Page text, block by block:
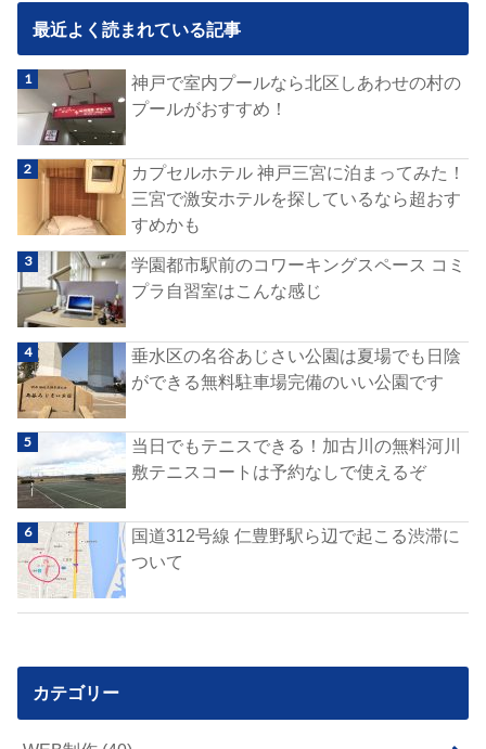
最近よく読まれている記事
神戸で室内プールなら北区しあわせの村の
プールがおすすめ！
カプセルホテル 神戸三宮に泊まってみた！
三宮で激安ホテルを探しているなら超おす
すめかも
学園都市駅前のコワーキングスペース コミ
プラ自習室はこんな感じ
垂水区の名谷あじさい公園は夏場でも日陰
ができる無料駐車場完備のいい公園です
当日でもテニスできる！加古川の無料河川
敷テニスコートは予約なしで使えるぞ
国道312号線 仁豊野駅ら辺で起こる渋滞に
ついて
カテゴリー